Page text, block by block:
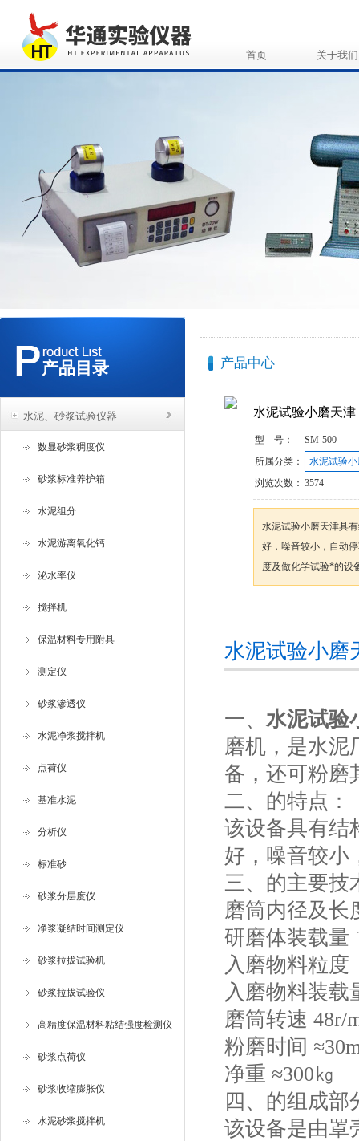
首页 关于我们
产品目录
水泥、砂浆试验仪器
数显砂浆稠度仪
砂浆标准养护箱
水泥组分
水泥游离氧化钙
泌水率仪
搅拌机
保温材料专用附具
测定仪
砂浆渗透仪
水泥净浆搅拌机
点荷仪
基准水泥
分析仪
标准砂
砂浆分层度仪
净浆凝结时间测定仪
砂浆拉拔试验机
砂浆拉拔试验仪
高精度保温材料粘结强度检测仪
砂浆点荷仪
砂浆收缩膨胀仪
水泥砂浆搅拌机
产品中心
水泥试验小磨天津
型 号：
SM-500
所属分类：
水泥试验
浏览次数： 3574
水泥试验小磨天津具
好，噪音较小，自动
度及做化学试验*的设
水泥试验小磨
一、 水泥试验
磨机，是水泥
备，还可粉磨
二、 的特点：
该设备具有结
好，噪音较小
三、 的主要技
磨筒内径及长
研磨体装载量
入磨物料粒度
入磨物料装载
磨筒转速 48r/
粉磨时间
净重 ≈300㎏
四、 的组成部
该设备是由罩